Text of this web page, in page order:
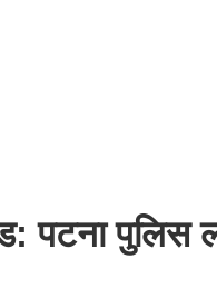
पटना पुलिस